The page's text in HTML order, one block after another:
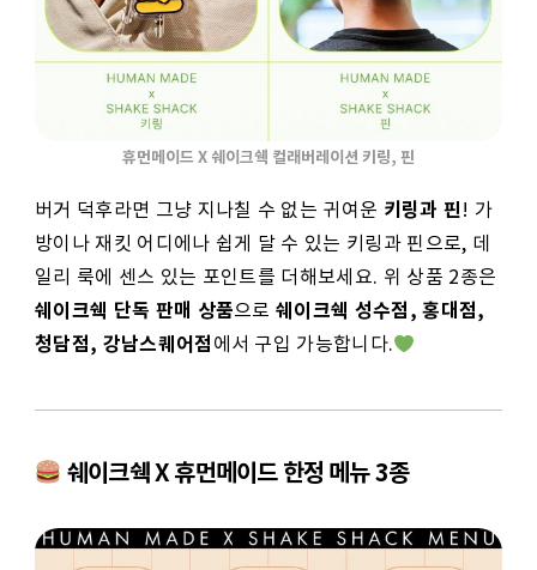
휴먼메이드 X 쉐이크쉑 컬래버레이션 키링, 핀
버거 덕후라면 그냥 지나칠 수 없는 귀여운 키링과 핀! 가
방이나 재킷 어디에나 쉽게 달 수 있는 키링과 핀으로, 데
일리 룩에 센스 있는 포인트를 더해보세요. 위 상품 2종은
쉐이크쉑 단독 판매 상품으로쉐이크쉑 성수점, 홍대점,
청담점, 강남스퀘어점 에서 구입 가능합니다.
쉐이크쉑 X 휴먼메이드 한정 메뉴 3종